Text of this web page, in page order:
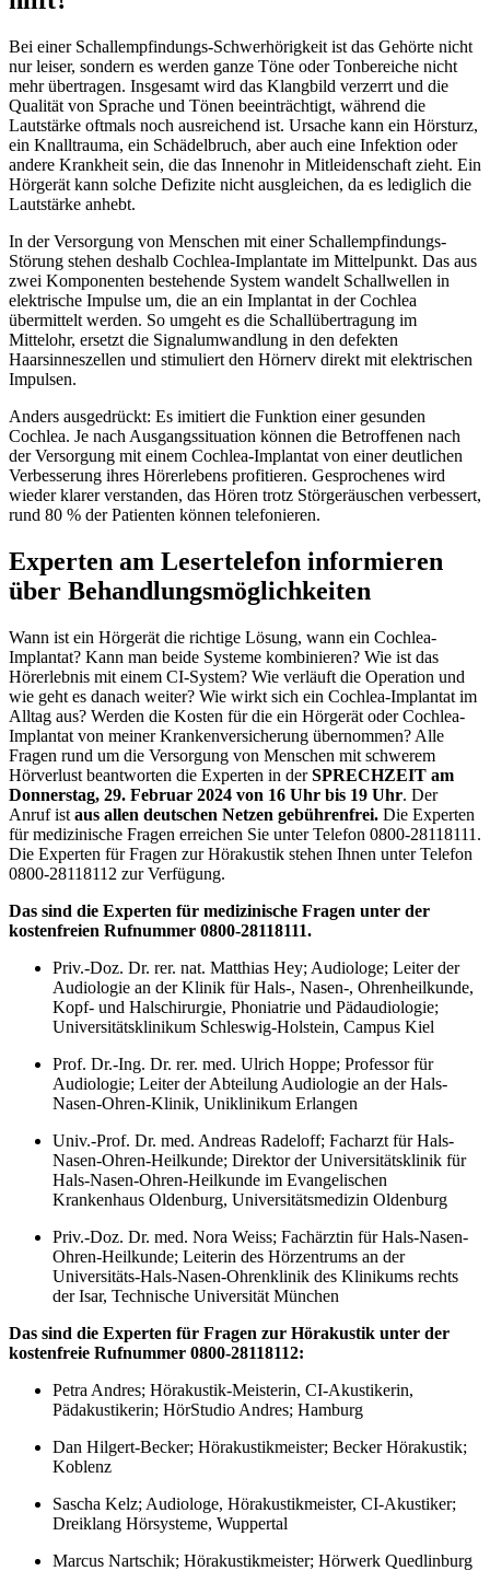
Bei einer Schallempfindungs-Schwerhörigkeit ist das Gehörte nicht
nur leiser, sondern es werden ganze Töne oder Tonbereiche nicht
mehr übertragen. Insgesamt wird das Klangbild verzerrt und die
Qualität von Sprache und Tönen beeinträchtigt, während die
Lautstärke oftmals noch ausreichend ist. Ursache kann ein Hörsturz,
ein Knalltrauma, ein Schädelbruch, aber auch eine Infektion oder
andere Krankheit sein, die das Innenohr in Mitleidenschaft zieht. Ein
Hörgerät kann solche Defizite nicht ausgleichen, da es lediglich die
Lautstärke anhebt.
In der Versorgung von Menschen mit einer Schallempfindungs-
Störung stehen deshalb Cochlea-Implantate im Mittelpunkt. Das aus
zwei Komponenten bestehende System wandelt Schallwellen in
elektrische Impulse um, die an ein Implantat in der Cochlea
übermittelt werden. So umgeht es die Schallübertragung im
Mittelohr, ersetzt die Signalumwandlung in den defekten
Haarsinneszellen und stimuliert den Hörnerv direkt mit elektrischen
Impulsen.
Anders ausgedrückt: Es imitiert die Funktion einer gesunden
Cochlea. Je nach Ausgangssituation können die Betroffenen nach
der Versorgung mit einem Cochlea-Implantat von einer deutlichen
Verbesserung ihres Hörerlebens profitieren. Gesprochenes wird
wieder klarer verstanden, das Hören trotz Störgeräuschen verbessert,
rund 80 % der Patienten können telefonieren.
Experten am Lesertelefon informieren
über Behandlungsmöglichkeiten
Wann ist ein Hörgerät die richtige Lösung, wann ein Cochlea-
Implantat? Kann man beide Systeme kombinieren? Wie ist das
Hörerlebnis mit einem CI-System? Wie verläuft die Operation und
wie geht es danach weiter? Wie wirkt sich ein Cochlea-Implantat im
Alltag aus? Werden die Kosten für die ein Hörgerät oder Cochlea-
Implantat von meiner Krankenversicherung übernommen? Alle
Fragen rund um die Versorgung von Menschen mit schwerem
Hörverlust beantworten die Experten in derSPRECHZEIT am
Donnerstag, 29. Februar 2024 von 16 Uhr bis 19 Uhr. Der
Anruf ist aus allen deutschen Netzen gebührenfrei. Die Experten
für medizinische Fragen erreichen Sie unter Telefon 0800-28118111.
Die Experten für Fragen zur Hörakustik stehen Ihnen unter Telefon
0800-28118112 zur Verfügung.
Das sind die Experten für medizinische Fragen unter der
kostenfreien Rufnummer 0800-28118111.
Priv.-Doz. Dr. rer. nat. Matthias Hey; Audiologe; Leiter der
Audiologie an der Klinik für Hals-, Nasen-, Ohrenheilkunde,
Kopf- und Halschirurgie, Phoniatrie und Pädaudiologie;
Universitätsklinikum Schleswig-Holstein, Campus Kiel
Prof. Dr.-Ing. Dr. rer. med. Ulrich Hoppe; Professor für
Audiologie; Leiter der Abteilung Audiologie an der Hals-
Nasen-Ohren-Klinik, Uniklinikum Erlangen
Univ.-Prof. Dr. med. Andreas Radeloff; Facharzt für Hals-
Nasen-Ohren-Heilkunde; Direktor der Universitätsklinik für
Hals-Nasen-Ohren-Heilkunde im Evangelischen
Krankenhaus Oldenburg, Universitätsmedizin Oldenburg
Priv.-Doz. Dr. med. Nora Weiss; Fachärztin für Hals-Nasen-
Ohren-Heilkunde; Leiterin des Hörzentrums an der
Universitäts-Hals-Nasen-Ohrenklinik des Klinikums rechts
der Isar, Technische Universität München
Das sind die Experten für Fragen zur Hörakustik unter der
kostenfreie Rufnummer 0800-28118112:
Petra Andres; Hörakustik-Meisterin, CI-Akustikerin,
Pädakustikerin; HörStudio Andres; Hamburg
Dan Hilgert-Becker; Hörakustikmeister; Becker Hörakustik;
Koblenz
Sascha Kelz; Audiologe, Hörakustikmeister, CI-Akustiker;
Dreiklang Hörsysteme, Wuppertal
Marcus Nartschik; Hörakustikmeister; Hörwerk Quedlinburg